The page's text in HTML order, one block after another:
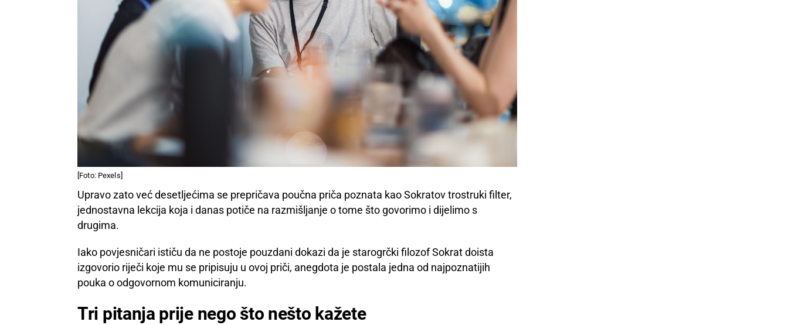
[Foto: Pexels]
Upravo zato već desetljećima se prepričava poučna priča poznata kao Sokratov trostruki filter,
jednostavna lekcija koja i danas potiče na razmišljanje o tome što govorimo i dijelimo s
drugima.
Iako povjesničari ističu da ne postoje pouzdani dokazi da je starogrčki filozof Sokrat doista
izgovorio riječi koje mu se pripisuju u ovoj priči, anegdota je postala jedna od najpoznatijih
pouka o odgovornom komuniciranju.
Tri pitanja prije nego što nešto kažete